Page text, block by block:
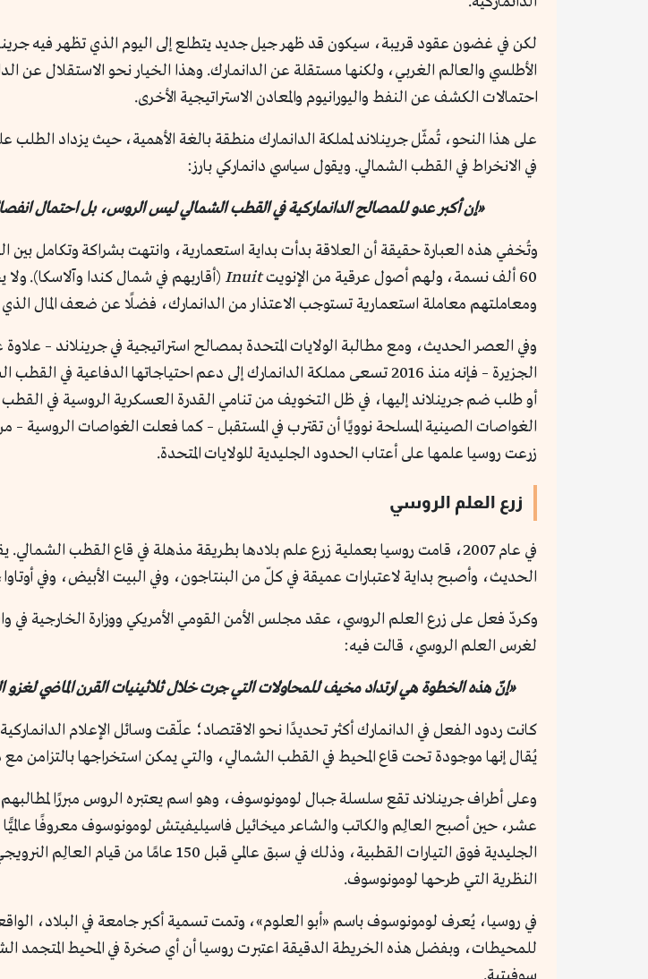
لكن في غضون عقود قريبة، سيكون قد ظهر جيل جديد يتطلع إلى اليوم الذي تظهر فيه
الأطلسي والعالم الغربي، ولكنها مستقلة عن الدانمارك. وهذا الخيار نحو الاستقلال عن
احتمالات الكشف عن النفط واليورانيوم والمعادن الاستراتيجية الأخرى.
على هذا النحو، تُمثّل جرينلاند لمملكة الدانمارك منطقة بالغة الأهمية، حيث يزداد
في الانخراط في القطب الشمالي. ويقول سياسي دانماركي بارز:
«إن أكبر عدو للمصالح الدانماركية في القطب الشمالي ليس الروس، بل احتمال انفصال جرينلاند عن
وتُخفي هذه العبارة حقيقة أن العلاقة بدأت بداية استعمارية، وانتهت بشراكة وتكامل بين
60 ألف نسمة، ولهم أصول عرقية من الإنويت
Inuit (أقاربهم في شمال كندا وآلاسكا).
ومعاملتهم معاملة استعمارية تستوجب الاعتذار من الدانمارك، فضلًا عن ضعف المال الذي
الجزيرة – فإنه منذ 2016 تسعى مملكة الدانمارك إلى دعم احتياجاتها
أو طلب ضم جرينلاند إليها، في ظل التخويف من تنامي القدرة العسكرية الروسية في القطب
الغواصات الصينية المسلحة نوويًا أن تقترب في المستقبل – كما فعلت الغواصات الروسية
زرعت روسيا علمها على أعتاب الحدود الجليدية للولايات المتحدة.
زرع العلم الروسي
في عام 2007، قامت روسيا بعملية زرع علم بلادها بطريقة مذهلة في قاع القطب
الحديث، وأصبح بداية لاعتبارات عميقة في كلّ من البنتاجون، وفي البيت الأبيض، وفي
وكردّ فعل على زرع العلم الروسي، عقد مجلس الأمن القومي الأمريكي ووزارة الخارجية
لغرس العلم الروسي، قالت فيه:
«إنّ هذه الخطوة هي ارتداد مخيف للمحاولات التي جرت خلال ثلاثينيات القرن الماضي
كانت ردود الفعل في الدانمارك أكثر تحديدًا نحو الاقتصاد؛ علّقت وسائل الإعلام
يُقال إنها موجودة تحت قاع المحيط في القطب الشمالي، والتي يمكن استخراجها بالتزامن مع
وعلى أطراف جرينلاند تقع سلسلة جبال لومونوسوف، وهو اسم يعتبره الروس مبررًا
عشر، حين أصبح العالِم والكاتب والشاعر ميخائيل فاسيليفيتش لومونوسوف معروفًا
الجليدية فوق التيارات القطبية، وذلك في سبق
النظرية التي طرحها لومونوسوف.
للمحيطات، وبفضل هذه الخريطة الدقيقة اعتبرت روسيا أن أي صخرة في المحيط المتجمد